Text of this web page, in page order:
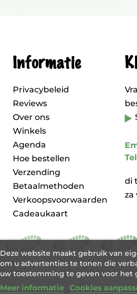
Informatie
Privacybeleid
Reviews
Over ons
Winkels
Agenda
Hoe bestellen
Verzending
Betaalmethoden
Verkoopsvoorwaarden
Cadeaukaart
di
za
Deze website maakt gebruik van
om u advertenties te tonen die
uw toestemming te geven voor het
Meer informatie Cookies